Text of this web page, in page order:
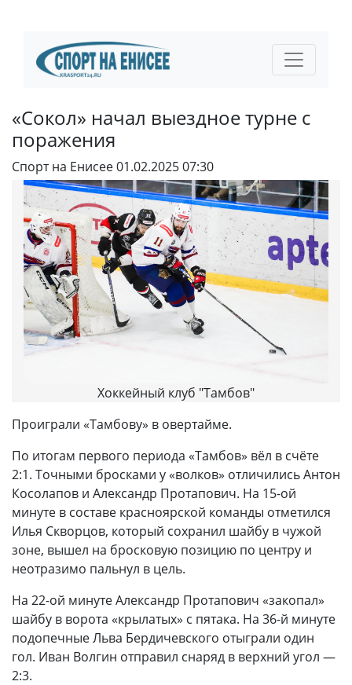
«Сокол» начал выездное турне с
поражения
Спорт на Енисее01.02.2025 07:30
Хоккейный клуб "Тамбов"
Проиграли «Тамбову» в овертайме.
По итогам первого периода «Тамбов» вёл в счёте
2:1. Точными бросками у «волков» отличились Антон
Косолапов и Александр Протапович. На 15-ой
минуте в составе красноярской команды отметился
Илья Скворцов, который сохранил шайбу в чужой
зоне, вышел на бросковую позицию по центру и
неотразимо пальнул в цель.
На 22-ой минуте Александр Протапович «закопал»
шайбу в ворота «крылатых» с пятака. На 36-й минуте
подопечные Льва Бердичевского отыграли один
гол. Иван Волгин отправил снаряд в верхний угол —
2:3.